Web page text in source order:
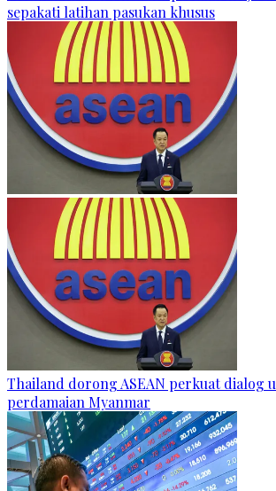
sepakati latihan pasukan khusus
Thailand dorong ASEAN perkuat dialog
perdamaian Myanmar